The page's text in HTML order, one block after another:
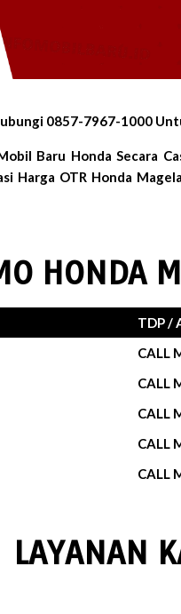
0857-7967-1000
Baru Honda Secara
Harga OTR Honda
HONDA
TDP /
CALL
CALL
CALL
CALL
CALL
LAYANAN